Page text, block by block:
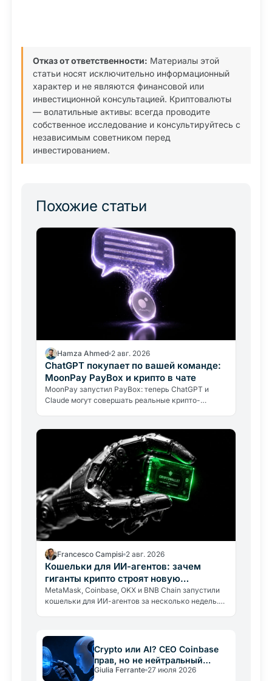
Отказ от ответственности: Материалы этой
статьи носят исключительно информационный
характер и не являются финансовой или
инвестиционной консультацией. Криптовалюты
— волатильные активы: всегда проводите
собственное исследование и консультируйтесь с
независимым советником перед
инвестированием.
Похожие статьи
Hamza Ahmed 2 авг. 2026
ChatGPT покупает по вашей команде:
MoonPay PayBox и крипто в чате
MoonPay запустил PayBox: теперь ChatGPT и
Claude могут совершать реальные крипто-
Francesco Campisi 2 авг. 2026
Кошельки для ИИ-агентов: зачем
гиганты крипто строят новую
инфраструктуру
MetaMask, Coinbase, OKX и BNB Chain запустили
кошельки для ИИ-агентов за несколько недель.
Crypto или AI? CEO Coinbase
прав, но не нейтральный
арбитр
Giulia Ferrante 27 июля 2026